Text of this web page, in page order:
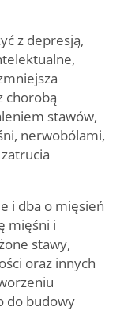
z depresją,
chorobą
stawów,
nerwobólami,
i dba o mięsień
mięśni i
stawy,
oraz innych
do budowy